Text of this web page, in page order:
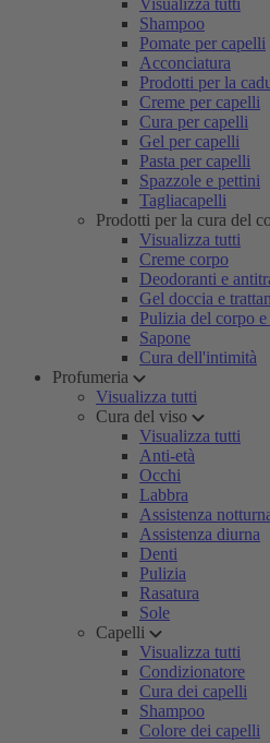
Visualizza tutti
Shampoo
Pomate per capelli
Acconciatura
Prodotti per la
Creme per capelli
Cura per capelli
Gel per capelli
Pasta per capelli
Spazzole e pettini
Tagliacapelli
Prodotti per la cura del
Visualizza tutti
Creme corpo
Deodoranti e
Gel doccia e
Pulizia del corpo e
Sapone
Cura dell'intimità
Profumeria
Visualizza tutti
Cura del viso
Visualizza tutti
Anti-età
Occhi
Labbra
Assistenza
Assistenza diurna
Denti
Pulizia
Rasatura
Sole
Capelli
Visualizza tutti
Condizionatore
Cura dei capelli
Shampoo
Colore dei capelli